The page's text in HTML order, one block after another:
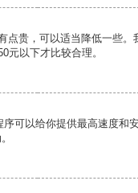
点贵，可以适当降低一些。
元以下才比较合理。
可以给你提供最高速度和